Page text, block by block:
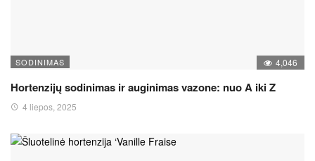
SODINIMAS 4,046
Hortenzijų sodinimas ir auginimas vazone: nuo A iki Z
4 liepos, 2025